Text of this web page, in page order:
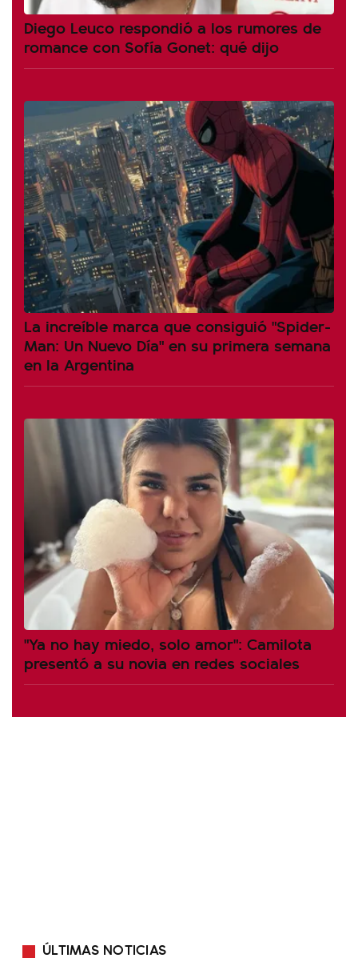
Diego Leuco respondió a los rumores de
romance con Sofía Gonet: qué dijo
La increíble marca que consiguió "Spider-
Man: Un Nuevo Día" en su primera semana
en la Argentina
"Ya no hay miedo, solo amor": Camilota
presentó a su novia en redes sociales
ÚLTIMAS NOTICIAS